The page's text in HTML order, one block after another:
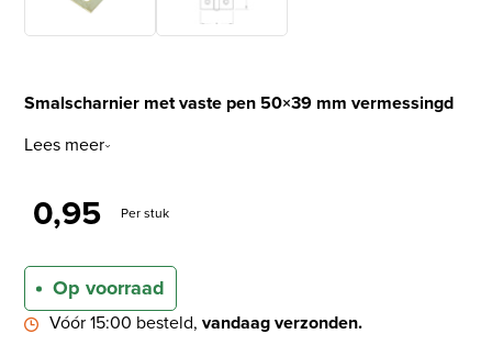
Smalscharnier met vaste pen 50×39 mm vermessingd
Lees meer
0,95 Per stuk
Op voorraad
Vóór 15:00 besteld,vandaag verzonden.